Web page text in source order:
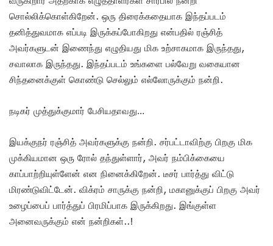
சொல்லிக்கொள்கிறேன். ஒரு திரைக்கதையாக இந்தப்படம்
தனித்துவமாக எப்படி இருக்கப்போகிறது என்பதில் ரஞ்சித்
அவர்களுடன் இணைந்து எழுதியது மிக உற்சாகமாக இருந்தது,
சவாலாக இருந்தது. இந்தப்படம் உங்களை பல்வேறு வகையான
சிந்தனைக்குள் கொண்டு செல்லும் எல்லோருக்கும் நன்றி.
நடிகர் முத்துக்குமார் பேசியதாவது…
இயக்குநர் ரஞ்சித் அவர்களுக்கு நன்றி. சர்பட்டாவிற்கு பிறகு மிக
முக்கியமான ஒரு ரோல் தந்துள்ளார், அவர் நம்பிக்கையை
காப்பாற்றியுள்ளேன் என நினைக்கிறேன். டீசர் பார்த்து விட்டு
மிரண்டுவிட்டேன். விக்ரம் சாருக்கு நன்றி, மகானுக்குப் பிறகு அவர்
உழைப்பைப் பார்த்துப் பிரமிப்பாக இருக்கிறது. இங்குள்ள
அனைவருக்கும் என் நன்றிகள்..!